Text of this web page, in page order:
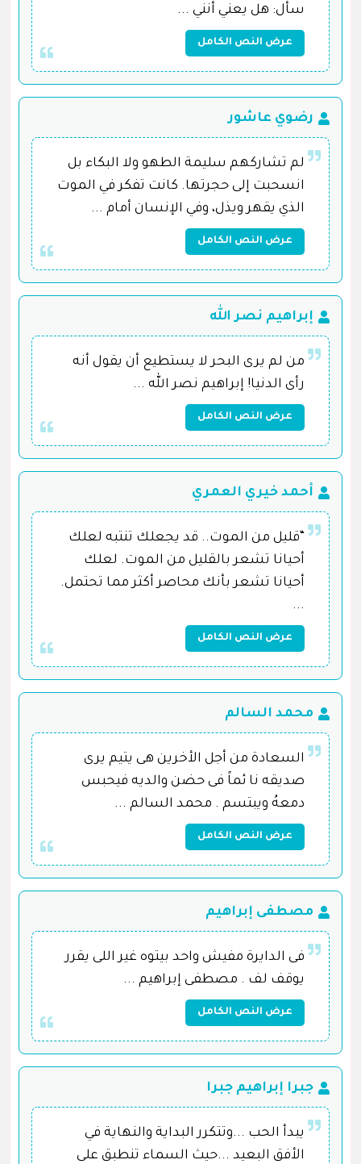
سأل: هل يعني أنني ...
عرض النص الكامل
رضوي عاشور
لم تشاركهم سليمة الطهو ولا البكاء بل
انسحبت إلى حجرتها. كانت تفكر في الموت
الذي يقهر ويذل، وفي الإنسان أمام ...
عرض النص الكامل
إبراهيم نصر الله
من لم يرى البحر لا يستطيع أن يقول أنه
رأى الدنيا! إبراهيم نصر الله ...
عرض النص الكامل
أحمد خيري العمري
“قليل من الموت.. قد يجعلك تنتبه لعلك
أحيانا تشعر بالقليل من الموت. لعلك
أحيانا تشعر بأنك محاصر أكثر مما تحتمل.
...
عرض النص الكامل
محمد السالم
السعادة من أجل الأخرين هى يتيم يرى
صديقه نا ئماً فى حضن والديه فيحبس
دمعهُ ويبتسم . محمد السالم ...
عرض النص الكامل
مصطفى إبراهيم
فى الدايرة مفيش واحد بيتوه غير اللى يقرر
يوقف لف . مصطفى إبراهيم ...
عرض النص الكامل
جبرا إبراهيم جبرا
يبدأ الحب ...وتتكرر البداية والنهاية في
الأفق البعيد ...حيث السماء تنطبق على